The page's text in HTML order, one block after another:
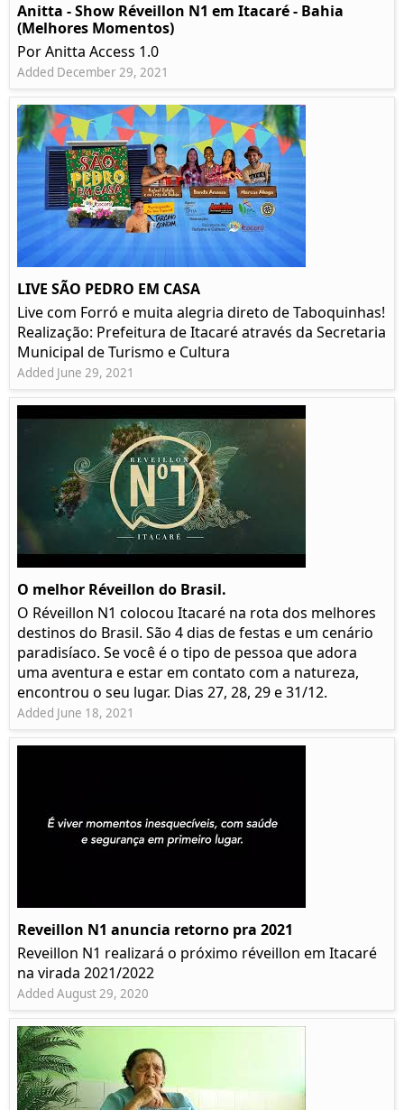
Anitta - Show Réveillon N1 em Itacaré - Bahia
(Melhores Momentos)
Por Anitta Access 1.0
Added December 29, 2021
LIVE SÃO PEDRO EM CASA
Live com Forró e muita alegria direto de Taboquinhas!
Realização: Prefeitura de Itacaré através da Secretaria
Municipal de Turismo e Cultura
Added June 29, 2021
O melhor Réveillon do Brasil.
O Réveillon N1 colocou Itacaré na rota dos melhores
destinos do Brasil. São 4 dias de festas e um cenário
paradisíaco. Se você é o tipo de pessoa que adora
uma aventura e estar em contato com a natureza,
encontrou o seu lugar. Dias 27, 28, 29 e 31/12.
Added June 18, 2021
Reveillon N1 anuncia retorno pra 2021
Reveillon N1 realizará o próximo réveillon em Itacaré
na virada 2021/2022
Added August 29, 2020